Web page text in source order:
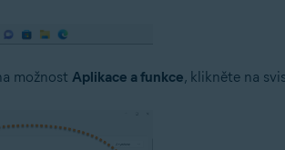
možnost Aplikace a funkce, klikněte na